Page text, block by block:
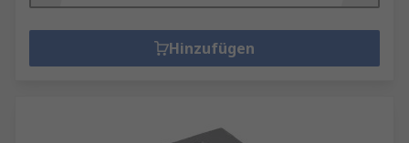
Hinzufügen